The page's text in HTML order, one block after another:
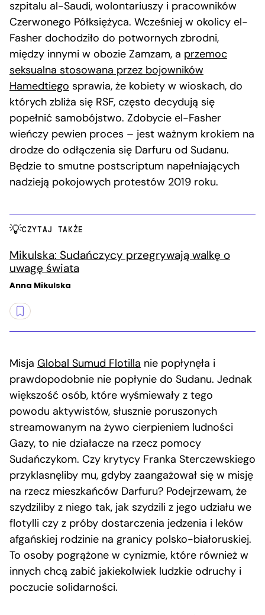
szpitalu al-Saudi, wolontariuszy i pracowników
Czerwonego Półksiężyca. Wcześniej w okolicy el-
Fasher dochodziło do potwornych zbrodni,
między innymi w obozie Zamzam, a przemoc
seksualna stosowana przez bojowników
Hamedtiego sprawia, że kobiety w wioskach, do
których zbliża się RSF, często decydują się
popełnić samobójstwo. Zdobycie el-Fasher
wieńczy pewien proces – jest ważnym krokiem na
drodze do odłączenia się Darfuru od Sudanu.
Będzie to smutne postscriptum napełniających
nadzieją pokojowych protestów 2019 roku.
CZYTAJ TAKŻE
Mikulska: Sudańczycy przegrywają walkę o
uwagę świata
Anna Mikulska
Misja Global Sumud Flotilla nie popłynęła i
prawdopodobnie nie popłynie do Sudanu. Jednak
większość osób, które wyśmiewały z tego
powodu aktywistów, słusznie poruszonych
streamowanym na żywo cierpieniem ludności
Gazy, to nie działacze na rzecz pomocy
Sudańczykom. Czy krytycy Franka Sterczewskiego
przyklasnęliby mu, gdyby zaangażował się w misję
na rzecz mieszkańców Darfuru? Podejrzewam, że
szydziliby z niego tak, jak szydzili z jego udziału we
flotylli czy z próby dostarczenia jedzenia i leków
afgańskiej rodzinie na granicy polsko-białoruskiej.
To osoby pogrążone w cynizmie, które również w
innych chcą zabić jakiekolwiek ludzkie odruchy i
poczucie solidarności.